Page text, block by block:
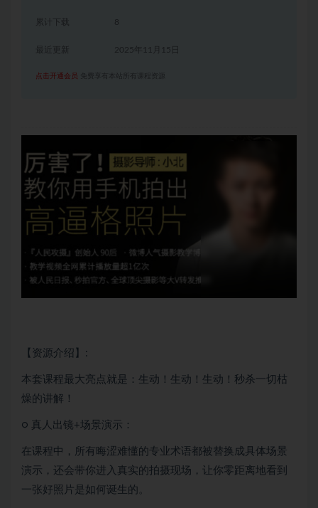
累计下载 8
2025年11月15日
点击开通会员 免费享有本站所有课程资源
【资源介绍】:
本套课程最大亮点就是：生动！生动！生动！秒杀一切枯
燥的讲解！
○ 真人出镜+场景演示：
在课程中，所有晦涩难懂的专业术语都被替换成具体场景
演示，还会带你进入真实的拍摄现场，让你零距离地看到
一张好照片是如何诞生的。